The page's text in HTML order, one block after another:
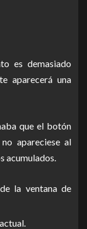
es demasiado
aparecerá una
que el botón
apareciese al
acumulados.
la ventana de